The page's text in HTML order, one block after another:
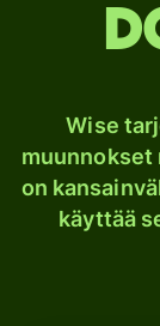
Wise
muunnokset
on
käyttää